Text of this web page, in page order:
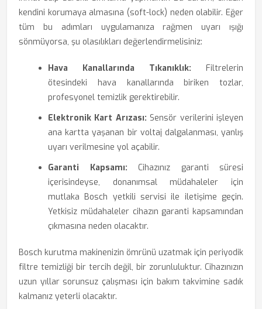
kendini korumaya almasına (soft-lock) neden olabilir. Eğer
tüm bu adımları uygulamanıza rağmen uyarı ışığı
sönmüyorsa, şu olasılıkları değerlendirmelisiniz:
Hava Kanallarında Tıkanıklık: Filtrelerin
ötesindeki hava kanallarında biriken tozlar,
profesyonel temizlik gerektirebilir.
Elektronik Kart Arızası: Sensör verilerini işleyen
ana kartta yaşanan bir voltaj dalgalanması, yanlış
uyarı verilmesine yol açabilir.
Garanti Kapsamı: Cihazınız garanti süresi
içerisindeyse, donanımsal müdahaleler için
mutlaka Bosch yetkili servisi ile iletişime geçin.
Yetkisiz müdahaleler cihazın garanti kapsamından
çıkmasına neden olacaktır.
Bosch kurutma makinenizin ömrünü uzatmak için periyodik
filtre temizliği bir tercih değil, bir zorunluluktur. Cihazınızın
uzun yıllar sorunsuz çalışması için bakım takvimine sadık
kalmanız yeterli olacaktır.